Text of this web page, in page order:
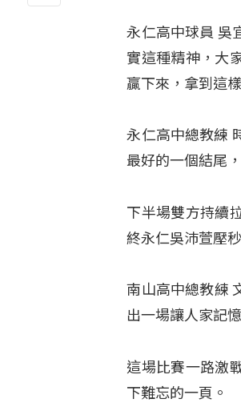
永仁高中球員 吳
實這種精神，大
贏下來，拿到這
永仁高中總教練
最好的一個結尾
下半場雙方持續
終永仁吳沛萱壓
南山高中總教練
出一場讓人家記
這場比賽一路激
下難忘的一頁。